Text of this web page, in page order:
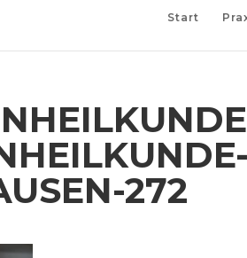
Start
272